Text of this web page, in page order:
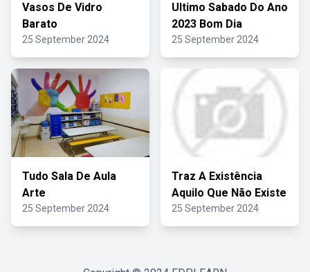
Vasos De Vidro
Barato
25 September 2024
Ultimo Sabado Do Ano
2023 Bom Dia
25 September 2024
Tudo Sala De Aula
Arte
25 September 2024
Traz A Existência
Aquilo Que Não Existe
25 September 2024